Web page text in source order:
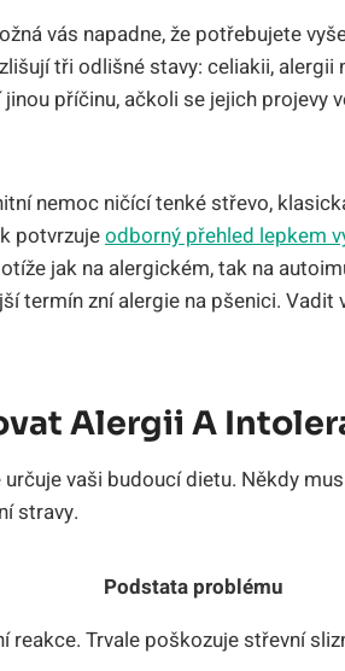
vás napadne, že potřebujete
tři odlišné stavy: celiakii, alergii
příčinu, ačkoli se jejich projevy
nemoc ničící tenké střevo,
potvrzujeodborný přehled lepkem
jak na alergickém, tak na
termín zní alergie na pšenici.
Alergii A
vaši budoucí dietu. Někdy
stravy.
Podstata problému
reakce. Trvale poškozuje střevní